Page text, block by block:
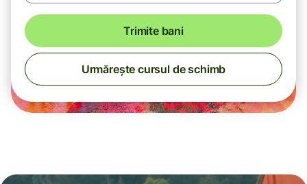
Trimite bani
Urmărește cursul de schimb